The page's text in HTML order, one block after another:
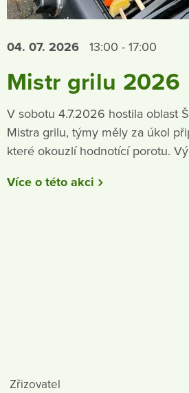
04. 07. 2026 13:00 - 17:00
Mistr grilu 2026
V sobotu 4.7.2026 hostila oblast
Mistra grilu, týmy měly za úkol
které okouzlí hodnotící porotu.
Více o této akci
Zřizovatel